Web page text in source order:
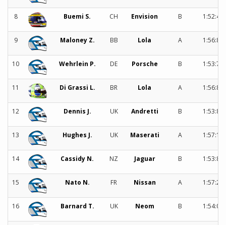
8 Buemi S. CH Envision B
9 Maloney Z. BB Lola A
10 Wehrlein P. DE Porsche B
11 Di Grassi L. BR Lola A
12 Dennis J. UK Andretti B
13 Hughes J. UK Maserati A
14 Cassidy N. NZ Jaguar B
15 Nato N. FR Nissan A
16 Barnard T. UK Neom B